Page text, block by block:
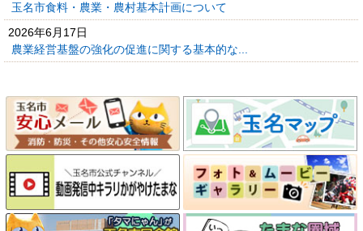
玉名市食料・農業・農村基本計画について
2026年6月17日
農業経営基盤の強化の促進に関する基本的な...